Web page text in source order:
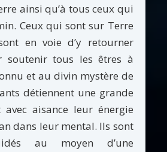
ainsi qu’à tous ceux qui
Ceux qui sont sur Terre
en voie d’y retourner
soutenir tous les êtres à
et au divin mystère de
détiennent une grande
aisance leur énergie
dans leur mental. Ils sont
au moyen d’une